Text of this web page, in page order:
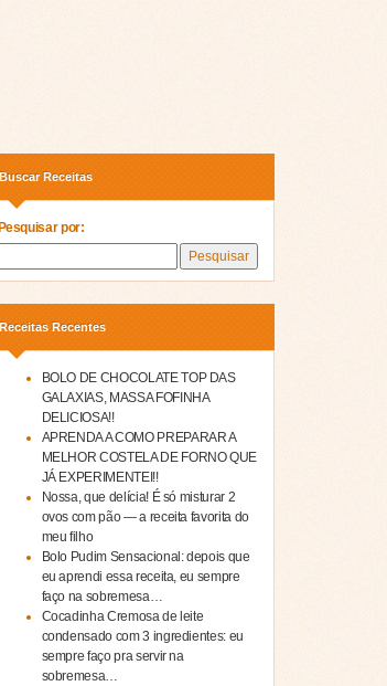
Buscar Receitas
Pesquisar por:
Receitas Recentes
BOLO DE CHOCOLATE TOP DAS
GALAXIAS, MASSA FOFINHA
DELICIOSA!!
APRENDA A COMO PREPARAR A
MELHOR COSTELA DE FORNO QUE
JÁ EXPERIMENTEI!!
Nossa, que delícia! É só misturar 2
ovos com pão — a receita favorita do
meu filho
Bolo Pudim Sensacional: depois que
eu aprendi essa receita, eu sempre
faço na sobremesa…
Cocadinha Cremosa de leite
condensado com 3 ingredientes: eu
sempre faço pra servir na
sobremesa…